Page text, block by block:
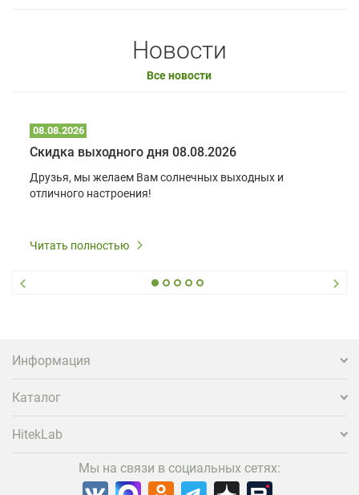
Новости
Все новости
08.08.2026
Скидка выходного дня 08.08.2026
Друзья, мы желаем Вам солнечных выходных и
отличного настроения!
Читать полностью
Информация
Каталог
HitekLab
Мы на связи в социальных сетях: